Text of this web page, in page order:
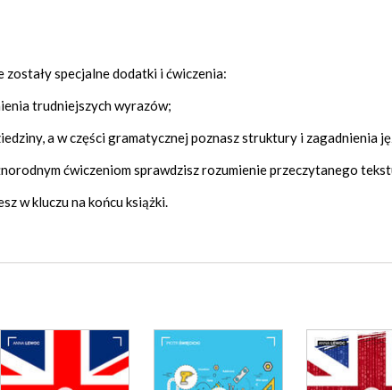
specjalne dodatki i ćwiczenia:
trudniejszych wyrazów;
a w części gramatycznej poznasz struktury i zagadnienia
ćwiczeniom sprawdzisz rozumienie przeczytanego
w kluczu na końcu książki.